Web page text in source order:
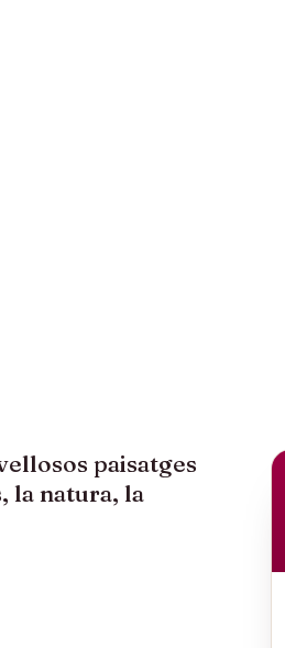
paisatges
la natura, la